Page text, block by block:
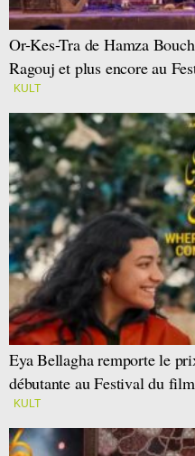
Or-Kes-Tra de Hamza
Ragouj et plus encore au
KULT
Eya Bellagha remporte le
débutante au Festival du
KULT